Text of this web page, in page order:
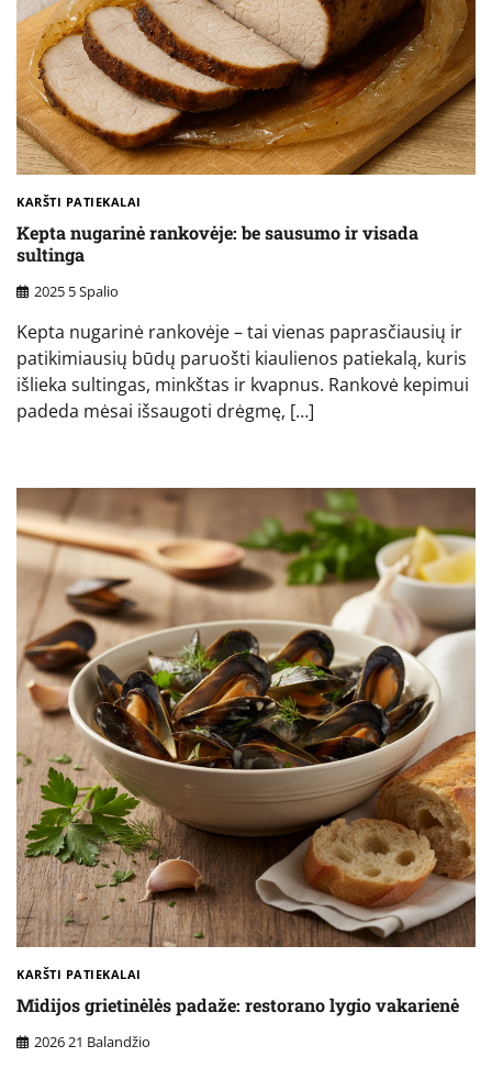
KARŠTI PATIEKALAI
Kepta nugarinė rankovėje: be sausumo ir visada
sultinga
2025 5 Spalio
Kepta nugarinė rankovėje – tai vienas paprasčiausių ir
patikimiausių būdų paruošti kiaulienos patiekalą, kuris
išlieka sultingas, minkštas ir kvapnus. Rankovė kepimui
padeda mėsai išsaugoti drėgmę, […]
KARŠTI PATIEKALAI
Midijos grietinėlės padaže: restorano lygio vakarienė
2026 21 Balandžio